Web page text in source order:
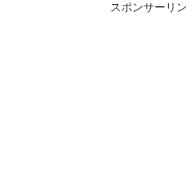
スポンサーリ